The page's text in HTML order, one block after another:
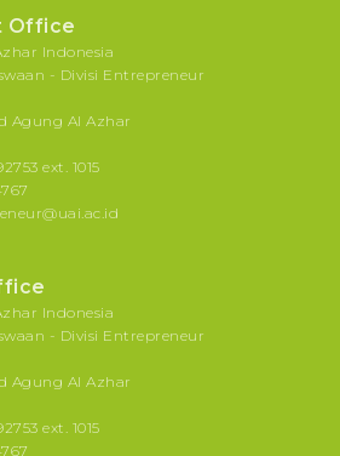
Office
Indonesia
- Divisi Entrepreneur
Agung Al Azhar
ext. 1015
Indonesia
- Divisi Entrepreneur
Agung Al Azhar
ext. 1015